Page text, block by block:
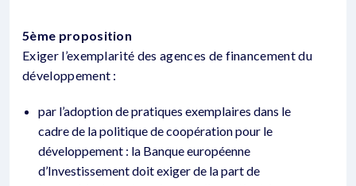
5ème proposition
Exiger l’exemplarité des agences de financement du
développement :
par l’adoption de pratiques exemplaires dans le
cadre de la politique de coopération pour le
développement : la Banque européenne
d’Investissement doit exiger de la part de